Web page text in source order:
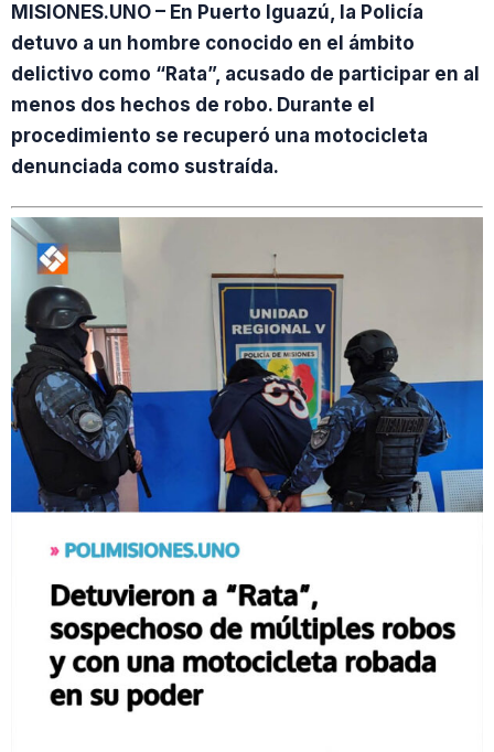
MISIONES.UNO – En Puerto Iguazú, la Policía
detuvo a un hombre conocido en el ámbito
delictivo como “Rata”, acusado de participar en al
menos dos hechos de robo. Durante el
procedimiento se recuperó una motocicleta
denunciada como sustraída.